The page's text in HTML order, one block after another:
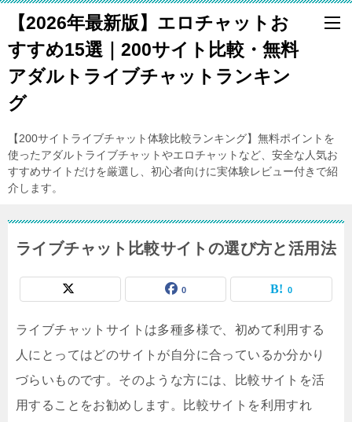
【2026年最新版】エロチャットお
すすめ15選｜200サイト比較・無料
アダルトライブチャットランキン
グ
【200サイトライブチャット体験比較ランキング】無料ポイントを
使ったアダルトライブチャットやエロチャットなど、安全な人気お
すすめサイトだけを厳選し、初心者向けに実体験レビュー付きで紹
介します。
ライブチャット比較サイトの選び方と活用法
0 0
ライブチャットサイトは多種多様で、初めて利用する
人にとってはどのサイトが自分に合っているか分かり
づらいものです。そのような方には、比較サイトを活
用することをお勧めします。比較サイトを利用すれ